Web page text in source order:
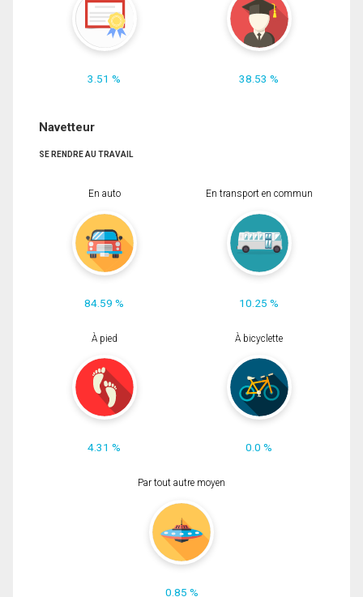
3.51 % 38.53 %
Navetteur
SE RENDRE AU TRAVAIL
En auto
84.59 %
En transport en commun
10.25 %
À pied
4.31 %
À bicyclette
0.0 %
Par tout autre moyen
0.85 %